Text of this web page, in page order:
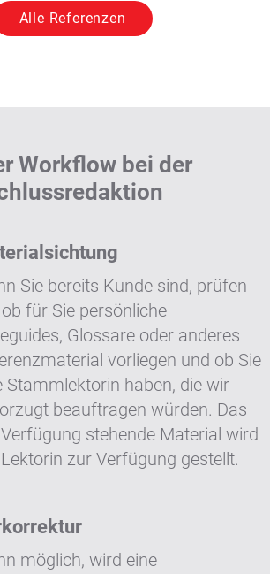
Alle Referenzen
Workflow bei der
Sie bereits Kunde sind, prüfen
für Sie persönliche
Glossare oder anderes
vorliegen und ob Sie
Stammlektorin haben, die wir
beauftragen würden. Das
stehende Material wird
zur Verfügung gestellt.
möglich, wird eine